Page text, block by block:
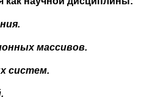
массивов.
систем.